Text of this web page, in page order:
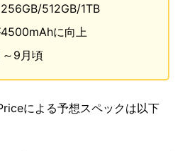
512GB/1TB
に向上
9月頃
による予想スペックは以下